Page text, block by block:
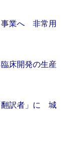
事業へ 非常用
床開発の生産
翻訳者」に 城